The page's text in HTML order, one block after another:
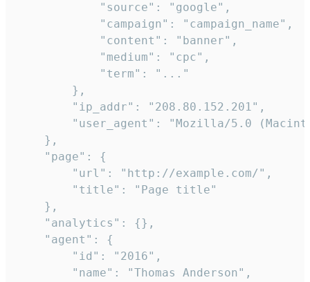
            "source": "google",
            "campaign": "campaign_name",
            "content": "banner",
            "medium": "cpc",
            "term": "..."
        },
        "ip_addr": "208.80.152.201",
"user_agent": "Mozilla/5.0
    },
    "page": {
        "url": "http://example.com/",
        "title": "Page title"
    },
    "analytics": {},
    "agent": {
        "id": "2016",
        "name": "Thomas Anderson",